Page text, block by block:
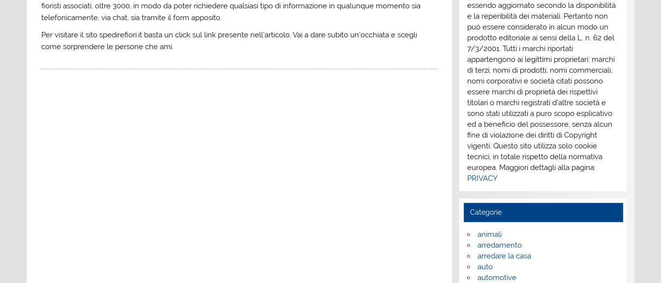
fioristi associati, oltre 3000, in modo da poter richiedere qualsiasi tipo di informazione in qualunque momento sia
telefonicamente, via chat, sia tramite il form apposito.
Per visitare il sitospedirefiori.it basta un click sul link presente nell’articolo. Vai a dare subito un’occhiata e scegli
come sorprendere le persone che ami.
essendo aggiornato secondo la disponibilità
e la reperibilità dei materiali. Pertanto non
può essere considerato in alcun modo un
prodotto editoriale ai sensi della L. n. 62 del
7/3/2001. Tutti i marchi riportati
appartengono ai legittimi proprietari; marchi
di terzi, nomi di prodotti, nomi commerciali,
nomi corporativi e società citati possono
essere marchi di proprietà dei rispettivi
titolari o marchi registrati d’altre società e
sono stati utilizzati a puro scopo esplicativo
ed a beneficio del possessore, senza alcun
fine di violazione dei diritti di Copyright
vigenti. Questo sito utilizza solo cookie
tecnici, in totale rispetto della normativa
europea. Maggiori dettagli alla pagina:
PRIVACY
Categorie
animali
arredamento
arredare la casa
auto
automotive